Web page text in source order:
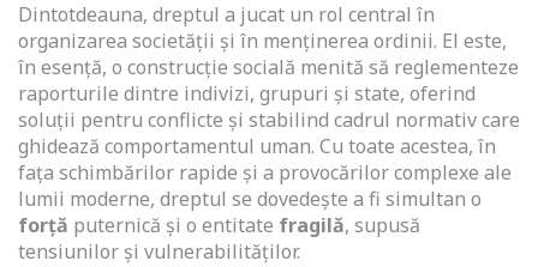
Dintotdeauna, dreptul a jucat un rol central în
organizarea societății și în menținerea ordinii. El este,
în esență, o construcție socială menită să reglementeze
raporturile dintre indivizi, grupuri și state, oferind
soluții pentru conflicte și stabilind cadrul normativ care
ghidează comportamentul uman. Cu toate acestea, în
fața schimbărilor rapide și a provocărilor complexe ale
lumii moderne, dreptul se dovedește a fi simultan o
forță puternică și o entitate fragilă, supusă
tensiunilor și vulnerabilităților.